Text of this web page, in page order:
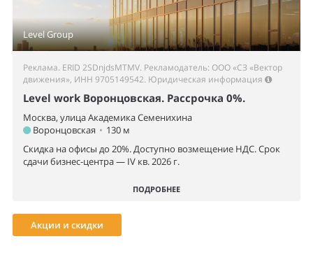
Level Group
Реклама. ERID 2SDnjdsMTMV. Рекламодатель: ООО «СЗ «Вектор
движения», ИНН 9705149542. Юридическая информация
Level work Воронцовская. Рассрочка 0%.
Москва, улица Академика Семенихина
Воронцовская • 130 м
Скидка на офисы до 20%. Доступно возмещение НДС. Срок
сдачи бизнес-центра — IV кв. 2026 г.
ПОДРОБНЕЕ
Акции и скидки